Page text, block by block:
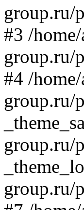
group.ru/
#3 /
group.ru/
#4 /
group.ru/
group.ru/
group.ru/